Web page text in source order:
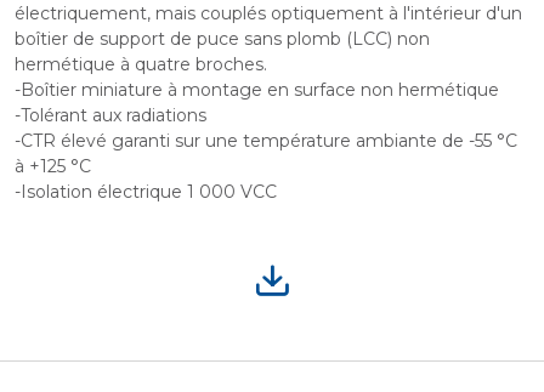
électriquement, mais couplés optiquement à l'intérieur d'un
boîtier de support de puce sans plomb (LCC) non
hermétique à quatre broches.
-Boîtier miniature à montage en surface non hermétique
-Tolérant aux radiations
-CTR élevé garanti sur une température ambiante de -55 °C
à +125 °C
-Isolation électrique 1 000 VCC